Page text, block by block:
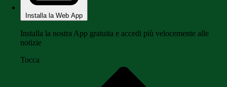
Installa la Web App
Installa la nostra App gratuita e accedi più velocemente alle
notizie
Tocca